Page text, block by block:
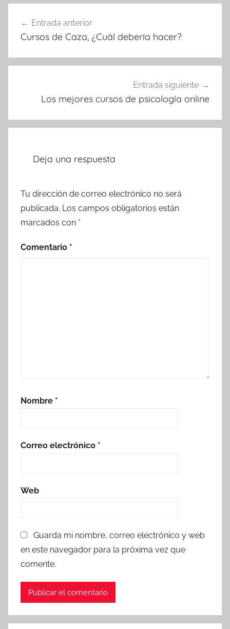
de
Entrada anterior
Cursos de Caza, ¿Cuál debería hacer?
Entrada siguiente
Los mejores cursos de psicología online
Deja una respuesta
Tu dirección de correo electrónico no será
publicada. Los campos obligatorios están
marcados con *
Comentario *
Nombre *
Correo electrónico *
Web
Guarda mi nombre, correo electrónico y web
en este navegador para la próxima vez que
comente.